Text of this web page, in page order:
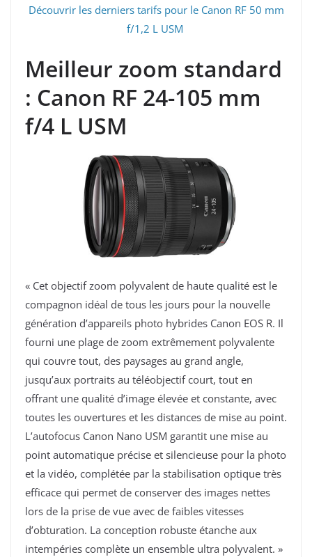
Découvrir les derniers tarifs pour le Canon RF 50 mm
f/1,2 L USM
Meilleur zoom standard
: Canon RF 24-105 mm
f/4 L USM
« Cet objectif zoom polyvalent de haute qualité est le
compagnon idéal de tous les jours pour la nouvelle
génération d’appareils photo hybrides Canon EOS R. Il
fourni une plage de zoom extrêmement polyvalente
qui couvre tout, des paysages au grand angle,
jusqu’aux portraits au téléobjectif court, tout en
offrant une qualité d’image élevée et constante, avec
toutes les ouvertures et les distances de mise au point.
L’autofocus Canon Nano USM garantit une mise au
point automatique précise et silencieuse pour la photo
et la vidéo, complétée par la stabilisation optique très
efficace qui permet de conserver des images nettes
lors de la prise de vue avec de faibles vitesses
d’obturation. La conception robuste étanche aux
intempéries complète un ensemble ultra polyvalent. »